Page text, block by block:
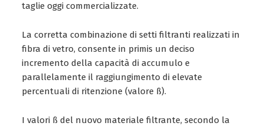
taglie oggi commercializzate.
La corretta combinazione di setti filtranti realizzati in
fibra di vetro, consente in primis un deciso
incremento della capacità di accumulo e
parallelamente il raggiungimento di elevate
percentuali di ritenzione (valore ß).
I valori ß del nuovo materiale filtrante, secondo la